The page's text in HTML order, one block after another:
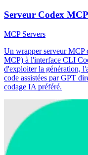
Serveur Codex MCP
MCP Servers
Un wrapper serveur MCP
MCP) à l'interface CLI
d'exploiter la génération,
code assistées par GPT
codage IA préféré.